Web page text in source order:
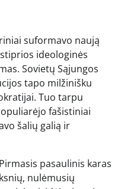
suformavo naują
ideologinės
Sovietų Sąjungos
tapo milžinišku
Tuo tarpu
fašistiniai
šalių galią ir
pasaulinis karas
nulėmusių